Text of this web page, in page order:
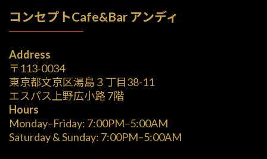
o
o
k
コンセプトCafe&Bar アンディ
Address
〒113-0034
東京都文京区湯島３丁目38-11
エスパス上野広小路 7階
Hours
Monday–Friday: 7:00PM–5:00AM
Saturday & Sunday: 7:00PM–5:00AM